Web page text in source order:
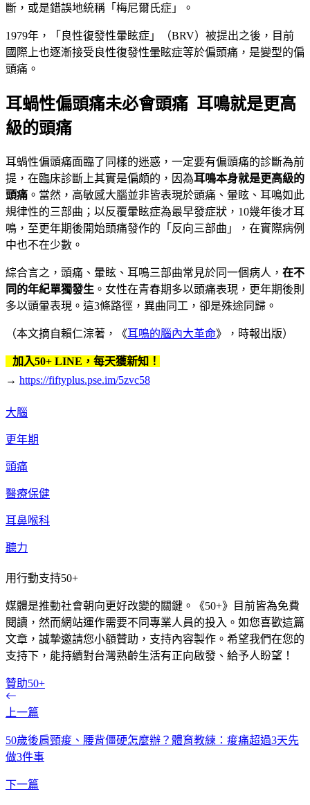
斷，或是錯誤地統稱「梅尼爾氏症」。
1979年，「良性復發性暈眩症」（BRV）被提出之後，目前
國際上也逐漸接受良性復發性暈眩症等於偏頭痛，是變型的偏
頭痛。
耳蝸性偏頭痛未必會頭痛 耳鳴就是更高
級的頭痛
耳蝸性偏頭痛面臨了同樣的迷惑，一定要有偏頭痛的診斷為前
提，在臨床診斷上其實是偏頗的，因為耳鳴本身就是更高級的
頭痛 。當然，高敏感大腦並非皆表現於頭痛、暈眩、耳鳴如此
規律性的三部曲；以反覆暈眩症為最早發症狀，10幾年後才耳
鳴，至更年期後開始頭痛發作的「反向三部曲」，在實際病例
中也不在少數。
綜合言之，頭痛、暈眩、耳鳴三部曲常見於同一個病人， 在不
同的年紀單獨發生 。女性在青春期多以頭痛表現，更年期後則
多以頭暈表現。這3條路徑，異曲同工，卻是殊途同歸。
（本文摘自賴仁淙著，《耳鳴的腦內大革命》，時報出版）
加入50+ LINE，每天獲新知！
→ https://fiftyplus.pse.im/5zvc58
大腦
更年期
頭痛
醫療保健
耳鼻喉科
聽力
用行動支持50+
媒體是推動社會朝向更好改變的關鍵。《50+》目前皆為免費
閱讀，然而網站運作需要不同專業人員的投入。如您喜歡這篇
文章，誠摯邀請您小額贊助，支持內容製作。希望我們在您的
支持下，能持續對台灣熟齡生活有正向啟發、給予人盼望！
贊助50+
上一篇
50歲後肩頸痠、腰背僵硬怎麼辦？體育教練：痠痛超過3天先
做3件事
下一篇